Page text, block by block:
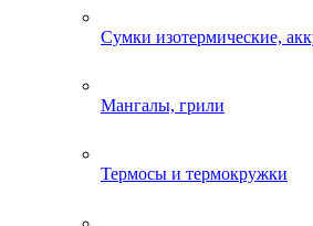
Сумки изотермические,
Мангалы, грили
Термосы и термокружки